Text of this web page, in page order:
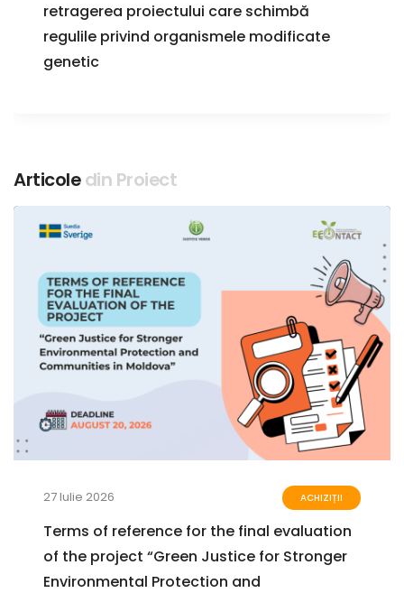
retragerea proiectului care schimbă
regulile privind organismele modificate
genetic
Articoledin Proiect
27 Iulie 2026 ACHIZIȚII
Terms of reference for the final evaluation
of the project “Green Justice for Stronger
Environmental Protection and